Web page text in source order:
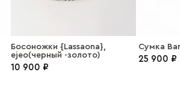
Босоножки {Lassaona},
ejeo(черный -золото)
10 900 ₽
Сумка
25 900 ₽